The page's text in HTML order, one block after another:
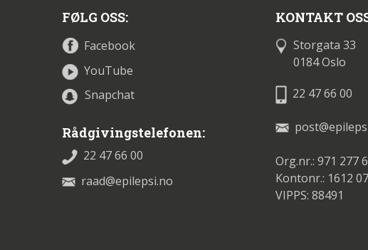
FØLG OSS:
Facebook
YouTube
Snapchat
Rådgivingstelefonen:
22 47 66 00
raad@epilepsi.no
KONTAKT
Storgata 33
0184 Oslo
22 47 66 00
Org.nr.: 971 277
Kontonr.: 1612
VIPPS: 88491